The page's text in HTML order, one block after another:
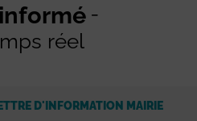
réel
D'INFORMATION MAIRIE